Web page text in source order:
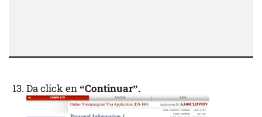
Da click en“Continuar”.